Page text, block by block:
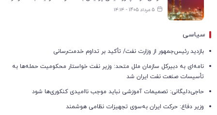
5 مرداد 1405 - ۱۴:۱۴
سیاسی
بازدید رئیس‌جمهور از وزارت نفت/ تأکید بر تداوم خدمت‌رسانی
نامه‌ای به دبیرکل سازمان ملل متحد: وزیر نفت خواستار محکومیت حمله‌ها به
تأسیسات صنعت نفت ایران شد
حاجی‌دلیگانی: تصمیمات آموزشی نباید موجب ناامیدی کنکوری‌ها شود
وزیر دفاع: حرکت ایران به‌سوی تجهیزات نظامی هوشمند